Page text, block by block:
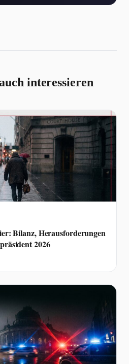
interessieren
Bilanz, Herausforderungen
2026